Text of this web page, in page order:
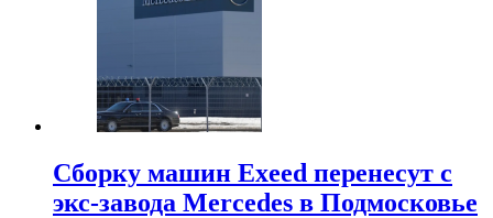
Сборку машин Exeed перенесут с
экс-завода Mercedes в Подмосковье